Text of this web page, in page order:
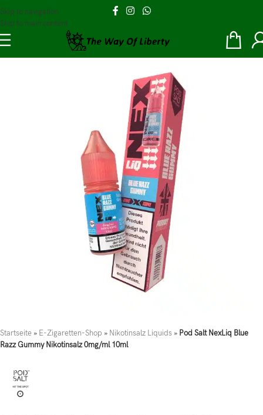
Skip to navigation
Skip to main content
Startseite » E-Zigaretten-Shop » Nikotinsalz Liquids » Pod Salt NexLiq Blue
Razz Gummy Nikotinsalz 0mg/ml 10ml